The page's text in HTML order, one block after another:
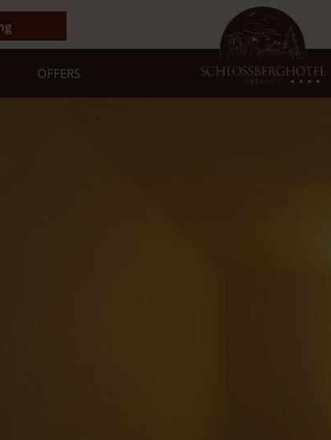
OFFERS